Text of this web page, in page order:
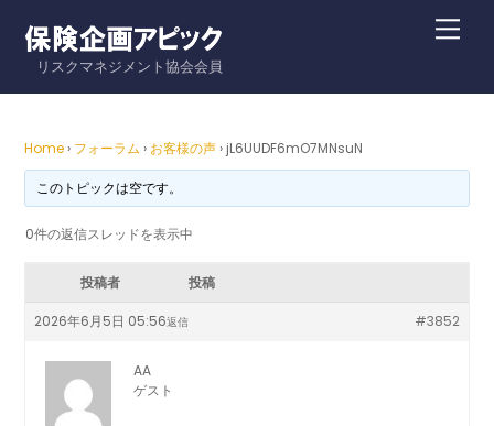
contentリスクマネジメント協会会員
Home › フォーラム › お客様の声 › jL6UUDF6mO7MNsuN
このトピックは空です。
0件の返信スレッドを表示中
投稿者 投稿
2026年6月5日 05:56 #3852
返信
AA
ゲスト